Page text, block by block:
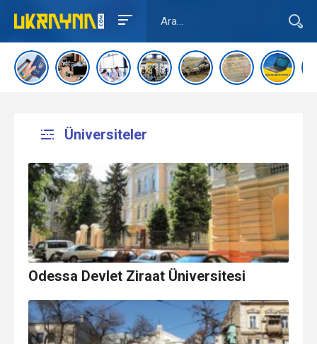
Üniversiteler
Odessa Devlet Ziraat Üniversitesi